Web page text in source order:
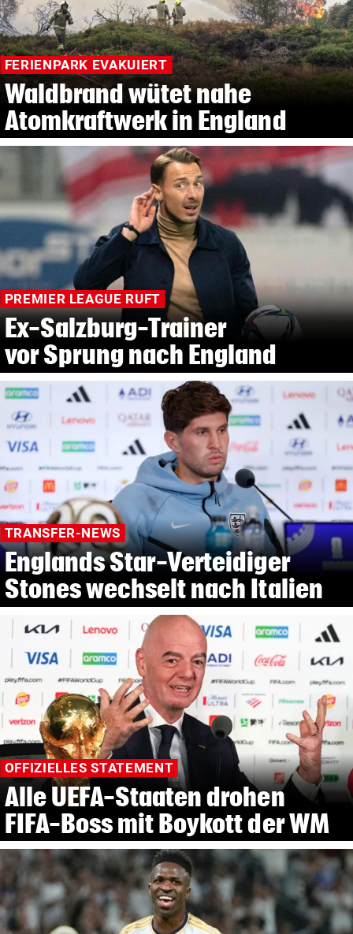
FERIENPARK EVAKUIERT
Waldbrand wütet nahe
Atomkraftwerk in England
PREMIER LEAGUE RUFT
Ex-Salzburg-Trainer
vor Sprung nach England
TRANSFER-NEWS
Englands Star-Verteidiger
Stones wechselt nach Italien
OFFIZIELLES STATEMENT
Alle UEFA-Staaten drohen
FIFA-Boss mit Boykott der WM